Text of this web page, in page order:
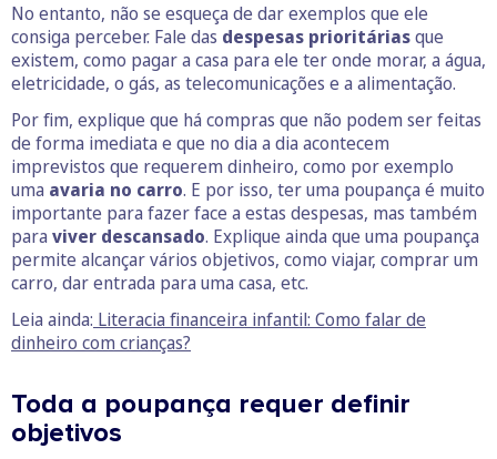
No entanto, não se esqueça de dar exemplos que ele
consiga perceber. Fale das despesas prioritáriasque
existem, como pagar a casa para ele ter onde morar, a água,
eletricidade, o gás, as telecomunicações e a alimentação.
Por fim, explique que há compras que não podem ser feitas
de forma imediata e que no dia a dia acontecem
imprevistos que requerem dinheiro, como por exemplo
uma avaria no carro. E por isso, ter uma poupança é muito
importante para fazer face a estas despesas, mas também
para viver descansado. Explique ainda que uma poupança
permite alcançar vários objetivos, como viajar, comprar um
carro, dar entrada para uma casa, etc.
Leia ainda: Literacia financeira infantil: Como falar de
dinheiro com crianças?
Toda a poupança requer definir
objetivos